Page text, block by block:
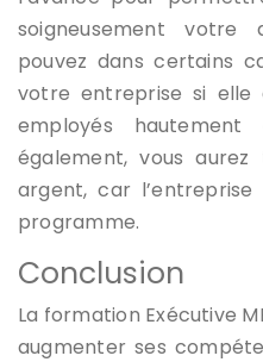
soigneusement votre
pouvez dans certains
votre entreprise si elle
employés
également, vous
argent, car
programme.
Conclusion
La formation Exécutive
augmenter ses